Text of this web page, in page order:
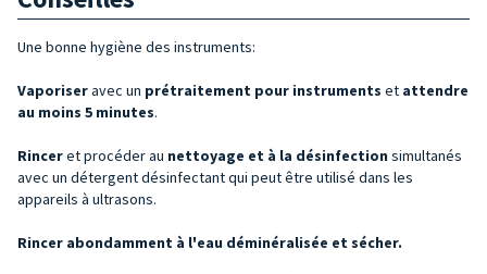
Une bonne hygiène des instruments:
Vaporiseravec un prétraitement pour instruments et attendre
au moins 5 minutes.
Rinceret procéder au nettoyage et à la désinfection simultanés
avec un détergent désinfectant qui peut être utilisé dans les
appareils à ultrasons.
Rincer abondamment à l'eau déminéralisée et sécher.